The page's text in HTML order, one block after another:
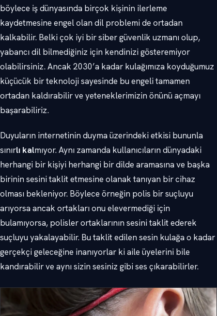
böylece iş dünyasında birçok kişinin ilerleme
kaydetmesine engel olan dil problemi de ortadan
kalkabilir. Belki çok iyi bir siber güvenlik uzmanı olup,
yabancı dil bilmediğiniz için kendinizi gösteremiyor
olabilirsiniz. Ancak 2030’a kadar kulağımıza koyduğumuz
küçücük bir teknoloji sayesinde bu engeli tamamen
ortadan kaldırabilir ve yeteneklerimizin önünü açmayı
başarabiliriz.
Duyuların internetinin duyma üzerindeki etkisi bununla
sınırlı kalmıyor. Aynı zamanda kullanıcıların dünyadaki
herhangi bir kişiyi herhangi bir dilde aramasına ve başka
birinin sesini taklit etmesine olanak tanıyan bir cihaz
olması bekleniyor. Böylece örneğin polis bir suçluyu
arıyorsa ancak ortakları onu elevermediği için
bulamıyorsa, polisler ortaklarının sesini taklit ederek
suçluyu yakalayabilir. Bu taklit edilen sesin kulağa o kadar
gerçekçi geleceğine inanıyorlar ki aile üyelerini bile
kandırabilir ve aynı sizin sesiniz gibi ses çıkarabilirler.